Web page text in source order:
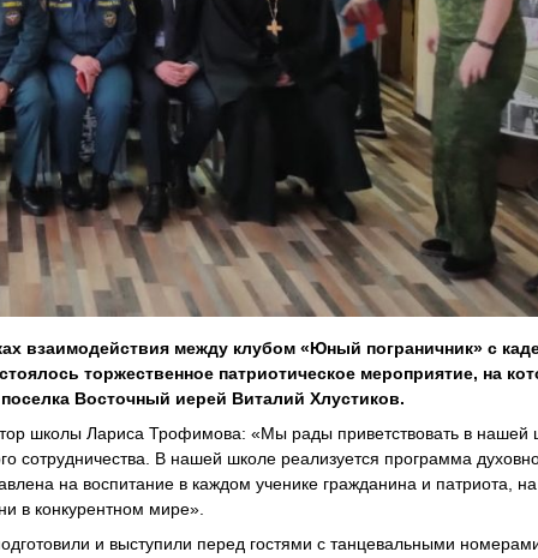
взаимодействия между клубом «Юный пограничник» с
торжественное патриотическое мероприятие, на
Восточный иерей Виталий Хлустиков.
школы Лариса Трофимова: «Мы рады приветствовать в нашей
В нашей школе реализуется программа
на воспитание в каждом ученике гражданина и патриота, на
в конкурентном мире».
и выступили перед гостями с танцевальными